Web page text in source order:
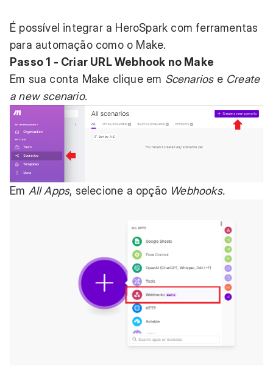
É possível integrar a HeroSpark com ferramentas
para automação como o Make.
Passo 1 - Criar URL Webhook no Make
Em sua conta Make clique em Scenariose Create
a new scenario.
Em All Apps, selecione a opção Webhooks.